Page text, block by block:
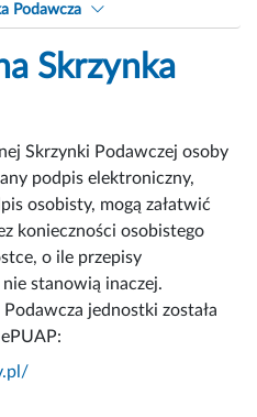
Podawcza
Skrzynka
Skrzynki Podawczej osoby
podpis elektroniczny,
osobisty, mogą załatwić
konieczności osobistego
o ile przepisy
stanowią inaczej.
jednostki została